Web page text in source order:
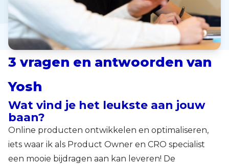
3 vragen en antwoorden van
Yosh
Wat vind je het leukste aan jouw
baan?
Online producten ontwikkelen en optimaliseren,
iets waar ik als Product Owner en CRO specialist
een mooie bijdragen aan kan leveren! De